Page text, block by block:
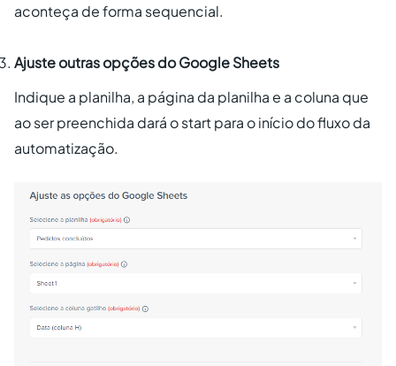
aconteça de forma sequencial.
Ajuste outras opções do Google Sheets
Indique a planilha, a página da planilha e a coluna que
ao ser preenchida dará o start para o início do fluxo da
automatização.